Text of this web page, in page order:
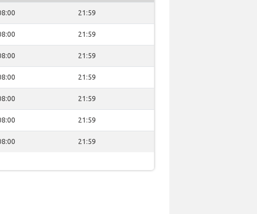
21:59
21:59
21:59
21:59
21:59
21:59
21:59